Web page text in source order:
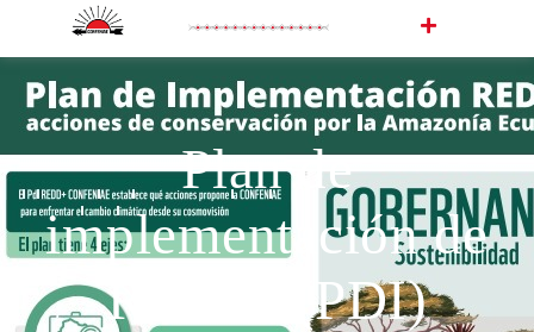
Plan de
implementación de
REDD+(PDI)